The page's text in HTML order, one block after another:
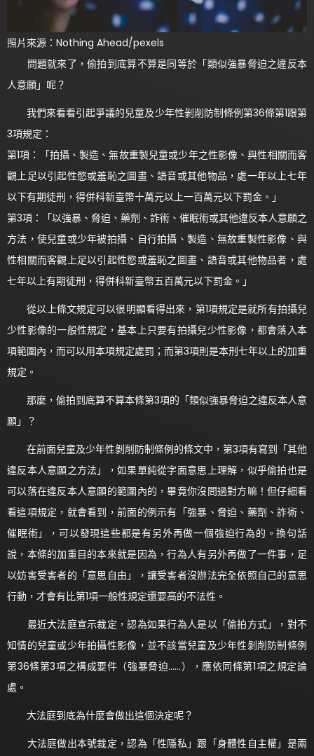
照片來源：Nothing Ahead/pexels
問題就來了，偷拍到底算不算是同等於「類似強暴脅迫之違反本
人意願」呢？
我們來看看引起爭議的兒童及少年性剝削防制條例第36條第1跟第
3項規定：
第1項：「拍攝、製造、無故重製兒童或少年之性影像、與性相關而客
觀上足以引起性慾或羞恥之圖畫、語音或其他物品，處一年以上七年
以下有期徒刑，得併科新臺幣十萬元以上一百萬元以下罰金。」
第3項：「以強暴、脅迫、藥劑、詐術、催眠術或其他違反本人意願之
方法，使兒童或少年被拍攝、自行拍攝、製造、無故重製性影像、與
性相關而客觀上足以引起性慾或羞恥之圖畫、語音或其他物品者，處
七年以上有期徒刑，得併科新臺幣五百萬元以下罰金。」
從以上條文規定可以很明顯看得出來，第1項規定是就所有拍攝兒
少性影像的一般性規定，基本上只要有拍攝兒少性影像，都會落入本
項範圍內，而可以用本項規定處罰；而第3項則是本刑七年以上的加重
規定。
那麼，偷拍到底算不算本條第3項的「類似強暴脅迫之違反本人意
願」？
在前面兒童及少年性剝削防制條例的條文中，第3項有寫到「其他
違反本人意願之方法」，如果單純從字面意思上理解，似乎偷拍也是
可以落在違反本人意願的範圍內的，畢竟你沒問過對方嘛！但仔細看
看這項規定，就會看到，前面的例示有「強暴、脅迫、藥劑、詐術、
催眠術」，可以發現這些都是有另外再做一個強迫行為的。換句話
說，本條的加重目的本來就是因為，行為人有另外再做了一件事，足
以妨害受害者的「意思自由」，讓受害者沒辦法完全依照自己的意思
行動，才會有比第1項一般性規定還要高的不法性。
最近大法庭宣示裁定，認為如果行為人是以「偷拍方式」，對不
知情的兒童或少年拍攝性影像，並不該當兒童及少年性剝削防制條例
第36條第3項之構成要件（強暴脅迫……），應依同條第1項之規定論
處。
大法庭到底為什麼會做出這個決定呢？
大法庭做出本號裁定，認為「性隱私」跟「身體性自主權」是兩